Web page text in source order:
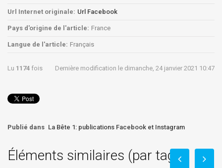
Url Internet originale: Url Facebook
Pays d'origine de l'article: France
Langue de l'article: Français
Lu 1174 fois Dernière modification le dimanche, 24 janvier 2021 10:47
Publié dans La Bête 1: publications Facebook et Instagram
Éléments similaires (par tag)